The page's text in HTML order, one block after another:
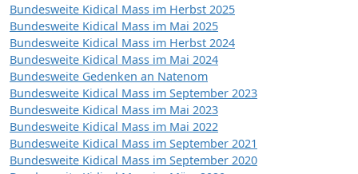
Bundesweite Kidical Mass im Herbst 2025
Bundesweite Kidical Mass im Mai 2025
Bundesweite Kidical Mass im Herbst 2024
Bundesweite Kidical Mass im Mai 2024
Bundesweite Gedenken an Natenom
Bundesweite Kidical Mass im September 2023
Bundesweite Kidical Mass im Mai 2023
Bundesweite Kidical Mass im Mai 2022
Bundesweite Kidical Mass im September 2021
Bundesweite Kidical Mass im September 2020